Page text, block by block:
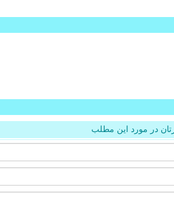
در مورد این مطلب